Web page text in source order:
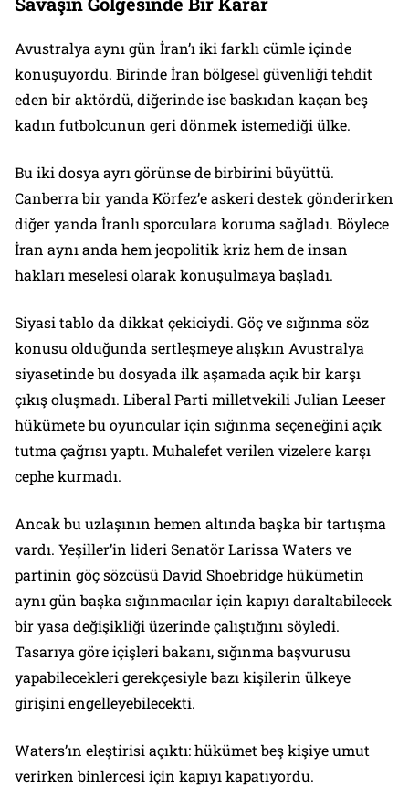
Avustralya aynı gün İran’ı iki farklı cümle içinde
konuşuyordu. Birinde İran bölgesel güvenliği tehdit
eden bir aktördü, diğerinde ise baskıdan kaçan beş
kadın futbolcunun geri dönmek istemediği ülke.
Bu iki dosya ayrı görünse de birbirini büyüttü.
Canberra bir yanda Körfez’e askeri destek gönderirken
diğer yanda İranlı sporculara koruma sağladı. Böylece
İran aynı anda hem jeopolitik kriz hem de insan
hakları meselesi olarak konuşulmaya başladı.
Siyasi tablo da dikkat çekiciydi. Göç ve sığınma söz
konusu olduğunda sertleşmeye alışkın Avustralya
siyasetinde bu dosyada ilk aşamada açık bir karşı
çıkış oluşmadı. Liberal Parti milletvekili Julian Leeser
hükümete bu oyuncular için sığınma seçeneğini açık
tutma çağrısı yaptı. Muhalefet verilen vizelere karşı
cephe kurmadı.
Ancak bu uzlaşının hemen altında başka bir tartışma
vardı. Yeşiller’in lideri Senatör Larissa Waters ve
partinin göç sözcüsü David Shoebridge hükümetin
aynı gün başka sığınmacılar için kapıyı daraltabilecek
bir yasa değişikliği üzerinde çalıştığını söyledi.
Tasarıya göre içişleri bakanı, sığınma başvurusu
yapabilecekleri gerekçesiyle bazı kişilerin ülkeye
girişini engelleyebilecekti.
Waters’ın eleştirisi açıktı: hükümet beş kişiye umut
verirken binlercesi için kapıyı kapatıyordu.